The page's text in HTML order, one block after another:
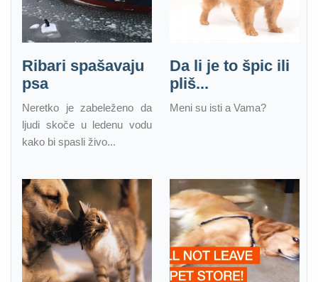
Ribari spašavaju
psa
Neretko je zabeleženo da
ljudi skoče u ledenu vodu
kako bi spasli živo...
Da li je to špic ili
pliš...
Meni su isti a Vama?